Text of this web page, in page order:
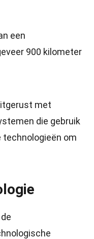
een
900 kilometer
met
die gebruik
technologieën om